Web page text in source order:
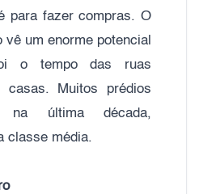
para fazer compras. O
vê um enorme potencial
o tempo das ruas
casas. Muitos prédios
na última década,
classe média.